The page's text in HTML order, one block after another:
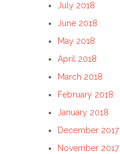
July 2018
June 2018
May 2018
April 2018
March 2018
February 2018
January 2018
December 2017
November 2017